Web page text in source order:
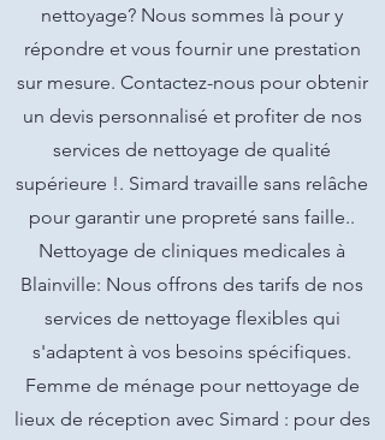
nettoyage? Nous sommes là pour y
répondre et vous fournir une prestation
sur mesure. Contactez-nous pour obtenir
un devis personnalisé et profiter de nos
services de nettoyage de qualité
supérieure !. Simard travaille sans relâche
pour garantir une propreté sans faille..
Nettoyage de cliniques medicales à
Blainville: Nous offrons des tarifs de nos
services de nettoyage flexibles qui
s'adaptent à vos besoins spécifiques.
Femme de ménage pour nettoyage de
lieux de réception avec Simard : pour des